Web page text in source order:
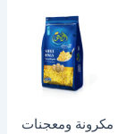
مكرونة ومعجنات